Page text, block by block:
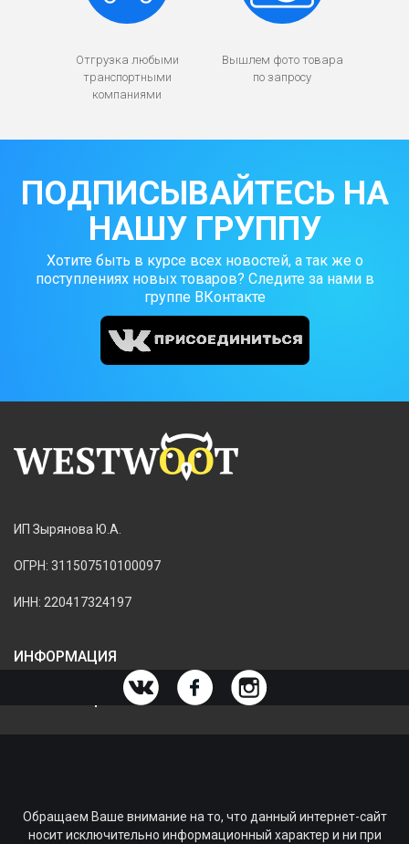
Отгрузка любыми
транспортными
компаниями
Вышлем фото товара
по запросу
ПОДПИСЫВАЙТЕСЬ НА
НАШУ ГРУППУ
Хотите быть в курсе всех новостей, а так же о
поступлениях новых товаров? Следите за нами в
группе ВКонтакте
ИП Зырянова Ю.А.
ОГРН: 311507510100097
ИНН: 220417324197
ИНФОРМАЦИЯ
ИНФОРМАЦИЯ О МАГАЗИНЕ
Обращаем Ваше внимание на то, что данный интернет-сайт
носит исключительно информационный характер и ни при